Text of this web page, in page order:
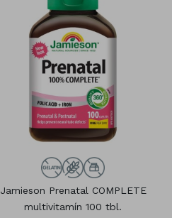
Jamieson Prenatal COMPLETE
multivitamín 100 tbl.